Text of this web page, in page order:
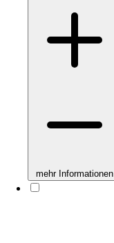
mehr Informationen